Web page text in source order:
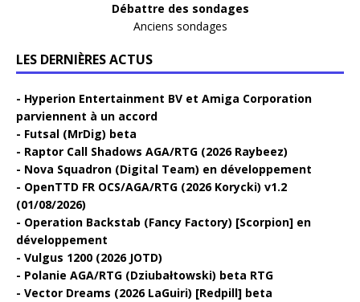
Débattre des sondages
Anciens sondages
LES DERNIÈRES ACTUS
Hyperion Entertainment BV et Amiga Corporation
parviennent à un accord
Futsal (MrDig) beta
Raptor Call Shadows AGA/RTG (2026 Raybeez)
Nova Squadron (Digital Team) en développement
OpenTTD FR OCS/AGA/RTG (2026 Korycki) v1.2
(01/08/2026)
Operation Backstab (Fancy Factory) [Scorpion] en
développement
Vulgus 1200 (2026 JOTD)
Polanie AGA/RTG (Dziubałtowski) beta RTG
Vector Dreams (2026 LaGuiri) [Redpill] beta